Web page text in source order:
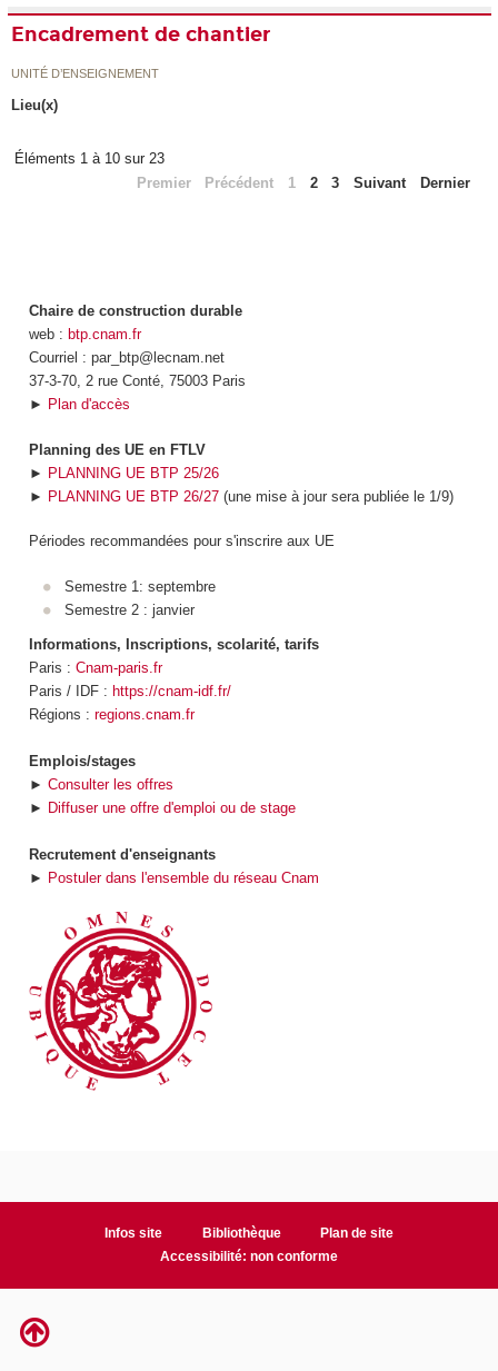
Encadrement de chantier
UNITÉ D’ENSEIGNEMENT
Lieu(x)
Éléments 1 à 10 sur 23
Premier
Précédent 1 2 3 Suivant Dernier
Chaire de construction durable
web : btp.cnam.fr
Courriel : par_btp@lecnam.net
37-3-70, 2 rue Conté, 75003 Paris
► Plan d'accès
Planning des UE en FTLV
► PLANNING UE BTP 25/26
► PLANNING UE BTP 26/27(une mise à jour sera publiée le 1/9)
Périodes recommandées pour s'inscrire aux UE
Semestre 1: septembre
Semestre 2 : janvier
Informations, Inscriptions, scolarité, tarifs
Paris : Cnam-paris.fr
Paris / IDF : https://cnam-idf.fr/
Régions : regions.cnam.fr
Emplois/stages
► Consulter les offres
► Diffuser une offre d'emploi ou de stage
Recrutement d'enseignants
► Postuler dans l'ensemble du réseau Cnam
Infos site Bibliothèque
Plan de site
Accessibilité: non conforme